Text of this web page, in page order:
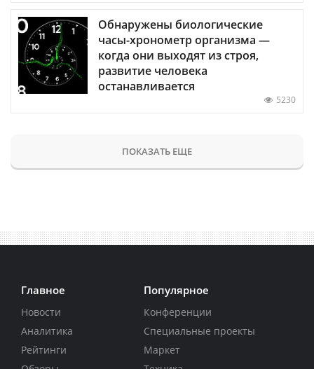
Обнаружены биологические
часы-хронометр организма —
когда они выходят из строя,
развитие человека
останавливается
5230
ПОКАЗАТЬ ЕЩЕ
Главное
Новости
Аналитика
Рейтинги
Популярное
Конференции
Специальные проекты
Маркет